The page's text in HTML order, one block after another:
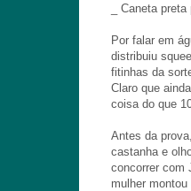
_ Caneta
Por falar em
distribuiu
fitinhas da
Claro que
coisa do que
Antes da
castanha e
concorrer com
mulher